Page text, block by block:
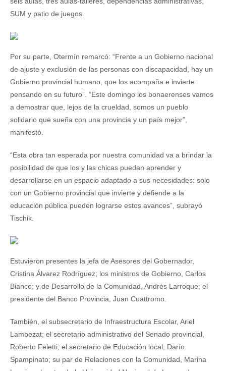
SUM y patio de juegos.
Por su parte, Otermín remarcó: “Frente a un Gobierno nacional
de ajuste y exclusión de las personas con discapacidad, hay un
Gobierno provincial humano, que los acompaña e invierte
pensando en su futuro”. “Este domingo los bonaerenses vamos
a demostrar que, lejos de la crueldad, somos un pueblo
solidario que sueña con una provincia y un país mejor”,
manifestó.
“Esta obra tan esperada por nuestra comunidad va a brindar la
posibilidad de que los y las chicas puedan aprender y
desarrollarse en un espacio adaptado a sus necesidades: solo
con un Gobierno provincial que invierte y defiende a la
educación pública pueden lograrse estos avances”, subrayó
Tischik.
Estuvieron presentes la jefa de Asesores del Gobernador,
Cristina Álvarez Rodríguez; los ministros de Gobierno, Carlos
Bianco; y de Desarrollo de la Comunidad, Andrés Larroque; el
presidente del Banco Provincia, Juan Cuattromo.
También, el subsecretario de Infraestructura Escolar, Ariel
Lambezat; el secretario administrativo del Senado provincial,
Roberto Feletti; el secretario de Educación local, Darío
Spampinato; su par de Relaciones con la Comunidad, Marina